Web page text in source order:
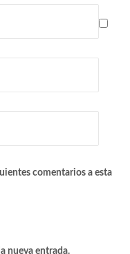
comentarios a esta
nueva entrada.